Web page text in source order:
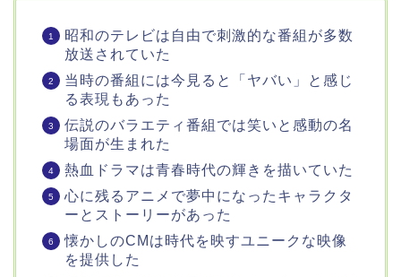
昭和のテレビは自由で刺激的な番組が多数
放送されていた
当時の番組には今見ると「ヤバい」と感じ
る表現もあった
伝説のバラエティ番組では笑いと感動の名
場面が生まれた
熱血ドラマは青春時代の輝きを描いていた
心に残るアニメで夢中になったキャラクタ
ーとストーリーがあった
懐かしのCMは時代を映すユニークな映像
を提供した